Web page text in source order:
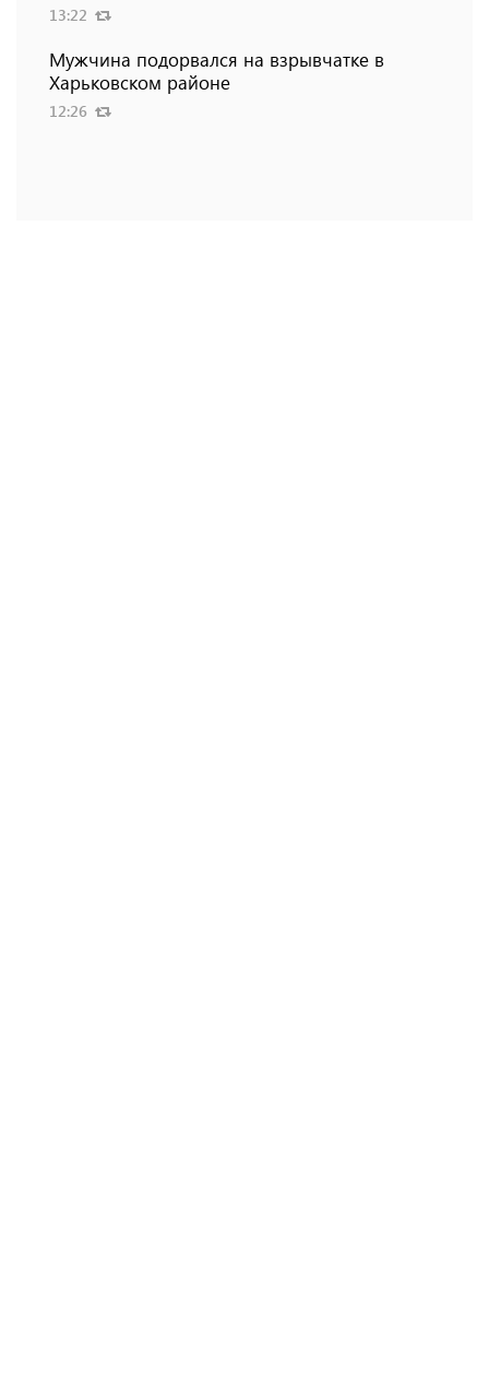
13:22
Мужчина подорвался на взрывчатке в
Харьковском районе
12:26